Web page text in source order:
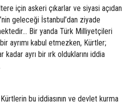
için askeri çıkarlar ve siyasi açıdan
geleceği İstanbul’dan ziyade
Bir yanda Türk Milliyetçileri
ayrımı kabul etmezken, Kürtler;
ayrı bir ırk olduklarını iddia
bu iddiasının ve devlet kurma